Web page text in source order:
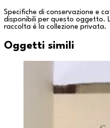
Specifiche di conservazione e
disponibili per questo oggetto.
raccolta è la collezione privata.
Oggetti simili